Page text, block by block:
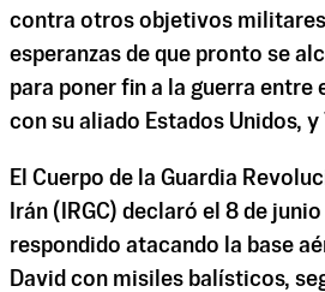
contra otros objetivos
esperanzas de que pronto se
para poner fin a la guerra entre
con su aliado Estados Unidos, y
El Cuerpo de la Guardia
Irán (IRGC) declaró el 8 de
respondido atacando la base
David con misiles balísticos,